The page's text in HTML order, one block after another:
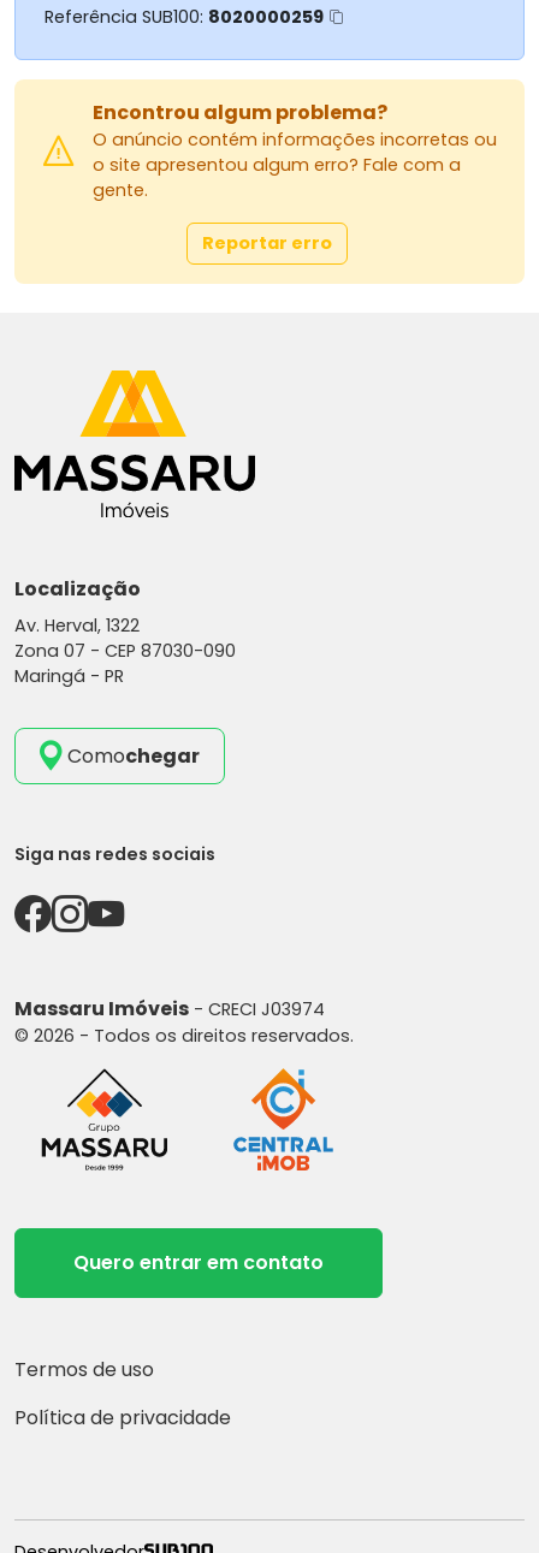
Referência SUB100: 8020000259
Encontrou algum problema?
O anúncio contém informações incorretas ou
o site apresentou algum erro? Fale com a
gente.
Reportar erro
Localização
Av. Herval, 1322
Zona 07 - CEP 87030-090
Maringá - PR
Comochegar
Siga nas redes sociais
Massaru Imóveis - CRECI J03974
© 2026 - Todos os direitos reservados.
Quero entrar em contato
Termos de uso
Política de privacidade